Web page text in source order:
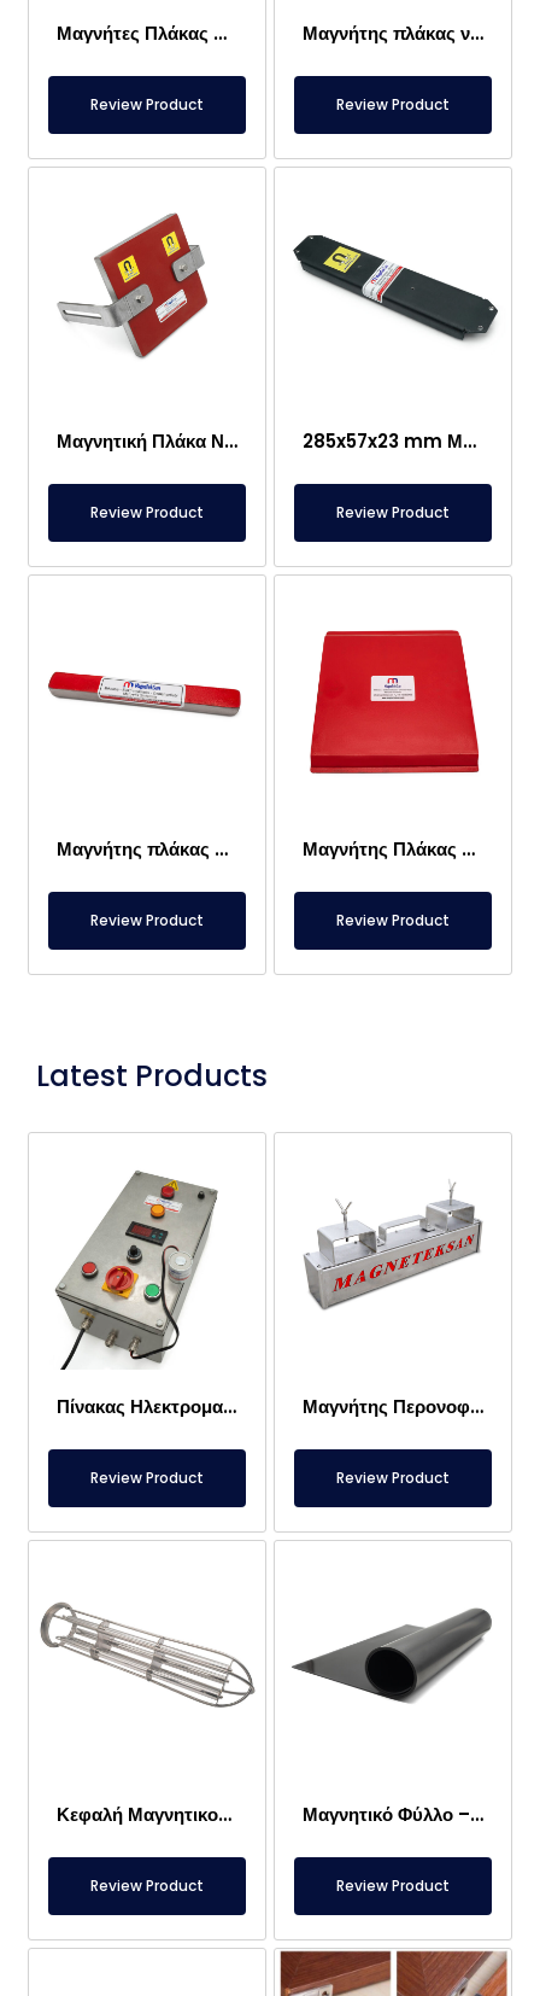
Μαγνήτες Πλάκας Ειδικής Σχεδίασης
Review Product
Μαγνήτης πλάκας νεοδυμίου 400x32x25 mm N35SH – Ανθεκτικός σε υψηλή θερμοκρασία 150°
Review Product
Μαγνητική Πλάκα Νεοδύμιου 175x175x23 mm – Ανθεκτική σε Υψηλή Θερμοκρασία 150°C – Μαγνήτης Υψηλού Gauss N45
Review Product
285x57x23 mm Μαγνήτης πλάκας φερρίτη ειδικής σχεδίασης
Review Product
Μαγνήτης πλάκας Νεοδυμίου 180x20x15 mm – 150°C
Review Product
Μαγνήτης Πλάκας Νεοδυμίου 390x348x23 mm
Review Product
Latest Products
Πίνακας Ηλεκτρομαγνήτη
Review Product
Μαγνήτης Περονοφόρου – Πλήρως Ανοξείδωτος – 10 cm Αποτελεσματική Απόσταση – Εύκολη Απελευθέρωση με Λαβή
Review Product
Κεφαλή Μαγνητικού Φίλτρου Σάκου
Review Product
Μαγνητικό Φύλλο – Για το Πάτωμα – Ασφαλές για Τρόφιμα
Review Product